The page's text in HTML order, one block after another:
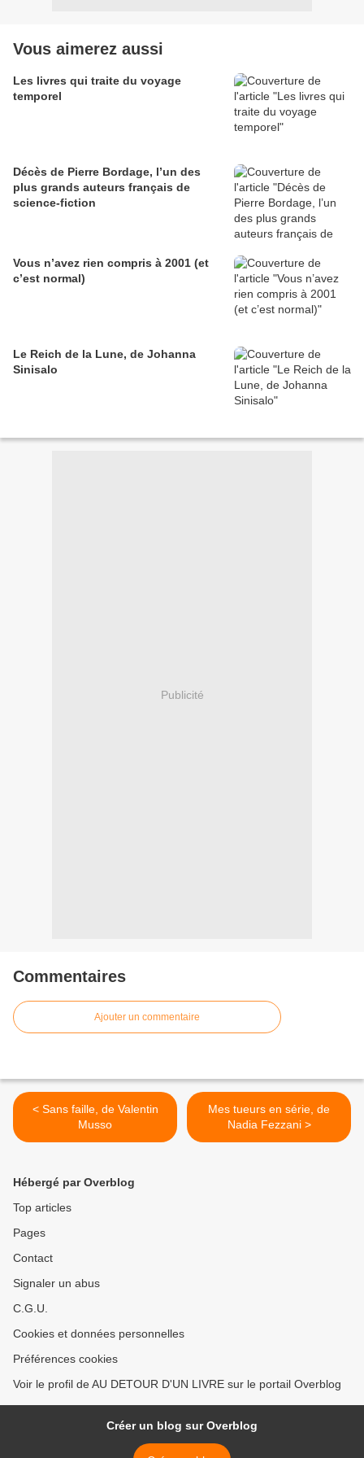
Vous aimerez aussi
Les livres qui traite du voyage
temporel
Décès de Pierre Bordage, l’un des
plus grands auteurs français de
science-fiction
Vous n’avez rien compris à 2001 (et
c’est normal)
Le Reich de la Lune, de Johanna
Sinisalo
Publicité
Commentaires
Ajouter un commentaire
< Sans faille, de Valentin
Musso
Mes tueurs en série, de
Nadia Fezzani >
Hébergé par Overblog
Top articles
Pages
Contact
Signaler un abus
C.G.U.
Cookies et données personnelles
Préférences cookies
Voir le profil de AU DETOUR D'UN LIVRE sur le portail Overblog
Créer un blog sur Overblog